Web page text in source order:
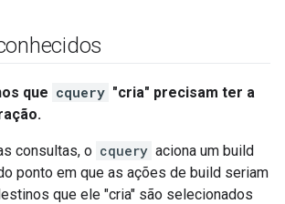
que cquery "cria" precisam ter a
consultas, o cquery aciona um build
ponto em que as ações de build seriam
que ele "cria" são selecionados